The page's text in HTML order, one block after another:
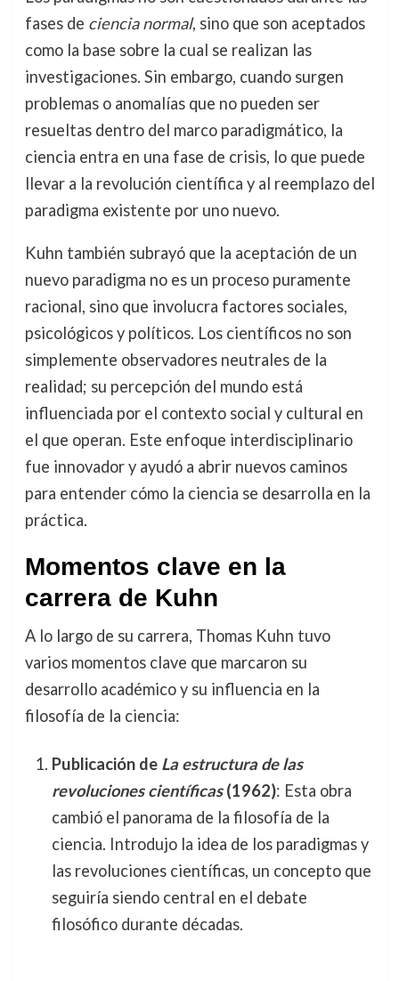
fases de ciencia normal, sino que son aceptados
como la base sobre la cual se realizan las
investigaciones. Sin embargo, cuando surgen
problemas o anomalías que no pueden ser
resueltas dentro del marco paradigmático, la
ciencia entra en una fase de crisis, lo que puede
llevar a la revolución científica y al reemplazo del
paradigma existente por uno nuevo.
Kuhn también subrayó que la aceptación de un
nuevo paradigma no es un proceso puramente
racional, sino que involucra factores sociales,
psicológicos y políticos. Los científicos no son
simplemente observadores neutrales de la
realidad; su percepción del mundo está
influenciada por el contexto social y cultural en
el que operan. Este enfoque interdisciplinario
fue innovador y ayudó a abrir nuevos caminos
para entender cómo la ciencia se desarrolla en la
práctica.
Momentos clave en la
carrera de Kuhn
A lo largo de su carrera, Thomas Kuhn tuvo
varios momentos clave que marcaron su
desarrollo académico y su influencia en la
filosofía de la ciencia:
Publicación de La estructura de las
revoluciones científicas(1962): Esta obra
cambió el panorama de la filosofía de la
ciencia. Introdujo la idea de los paradigmas y
las revoluciones científicas, un concepto que
seguiría siendo central en el debate
filosófico durante décadas.